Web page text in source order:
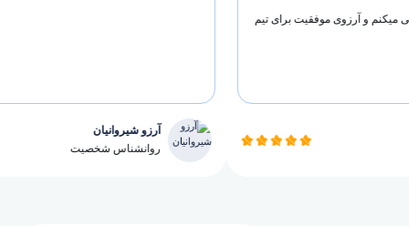
و آرزوی موفقیت برای تیم
آرزو شیروانیان
روانشناس شخصیت